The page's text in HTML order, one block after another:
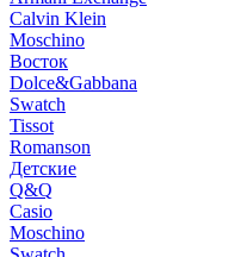
Calvin Klein
Moschino
Восток
Dolce&Gabbana
Swatch
Tissot
Romanson
Детские
Q&Q
Casio
Moschino